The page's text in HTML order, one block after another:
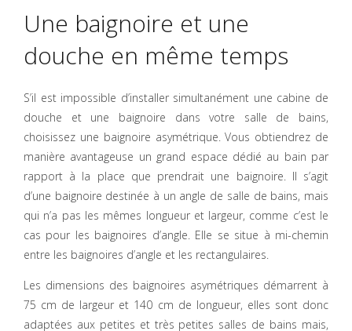
Une baignoire et une
douche en même temps
S’il est impossible d’installer simultanément une cabine de
douche et une baignoire dans votre salle de bains,
choisissez une baignoire asymétrique. Vous obtiendrez de
manière avantageuse un grand espace dédié au bain par
rapport à la place que prendrait une baignoire. Il s’agit
d’une baignoire destinée à un angle de salle de bains, mais
qui n’a pas les mêmes longueur et largeur, comme c’est le
cas pour les baignoires d’angle. Elle se situe à mi-chemin
entre les baignoires d’angle et les rectangulaires.
Les dimensions des baignoires asymétriques démarrent à
75 cm de largeur et 140 cm de longueur, elles sont donc
adaptées aux petites et très petites salles de bains mais,